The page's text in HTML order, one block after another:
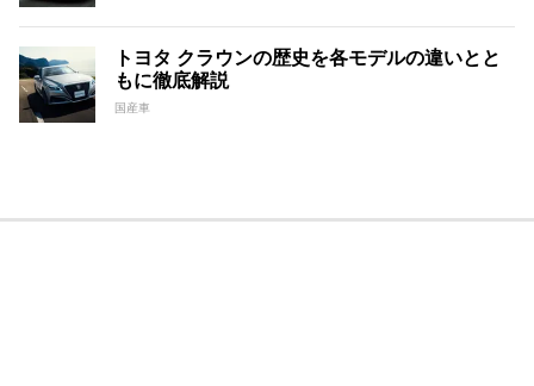
トヨタ クラウンの歴史を各モデルの違いとと
もに徹底解説
国産車